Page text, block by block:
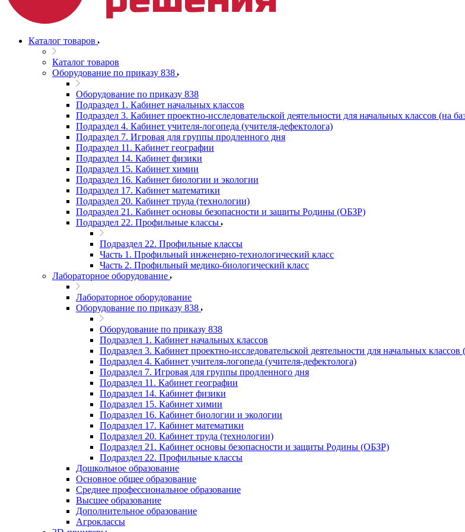
Каталог товаров
Каталог товаров
Оборудование по приказу 838
Оборудование по приказу 838
Подраздел 1. Кабинет начальных классов
Подраздел 3. Кабинет проектно-исследовательской деятельности для начальных классов (на
Подраздел 4. Кабинет учителя-логопеда (учителя-дефектолога)
Подраздел 7. Игровая для группы продленного дня
Подраздел 11. Кабинет географии
Подраздел 14. Кабинет физики
Подраздел 15. Кабинет химии
Подраздел 16. Кабинет биологии и экологии
Подраздел 17. Кабинет математики
Подраздел 20. Кабинет труда (технологии)
Подраздел 21. Кабинет основы безопасности и защиты Родины (ОБЗР)
Подраздел 22. Профильные классы
Подраздел 22. Профильные классы
Часть 1. Профильный инженерно-технологический класс
Часть 2. Профильный медико-биологический класс
Лабораторное оборудование
Лабораторное оборудование
Оборудование по приказу 838
Оборудование по приказу 838
Подраздел 1. Кабинет начальных классов
Подраздел 3. Кабинет проектно-исследовательской деятельности для начальных классов
Подраздел 4. Кабинет учителя-логопеда (учителя-дефектолога)
Подраздел 7. Игровая для группы продленного дня
Подраздел 11. Кабинет географии
Подраздел 14. Кабинет физики
Подраздел 15. Кабинет химии
Подраздел 16. Кабинет биологии и экологии
Подраздел 17. Кабинет математики
Подраздел 20. Кабинет труда (технологии)
Подраздел 21. Кабинет основы безопасности и защиты Родины (ОБЗР)
Подраздел 22. Профильные классы
Дошкольное образование
Основное общее образование
Среднее профессиональное образование
Высшее образование
Дополнительное образование
Агроклассы